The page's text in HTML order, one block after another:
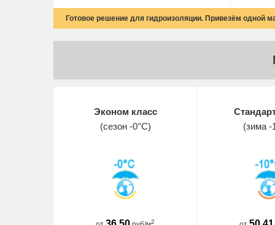
Готовое решение для гидроизоляции. Привезём одной
Эконом класс
(сезон -0°С)
2
(зима -